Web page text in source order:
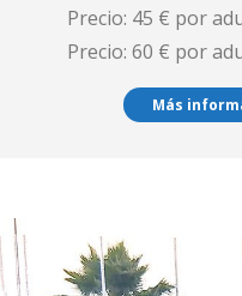
Precio: 45 € por
Precio: 60 € por
Más